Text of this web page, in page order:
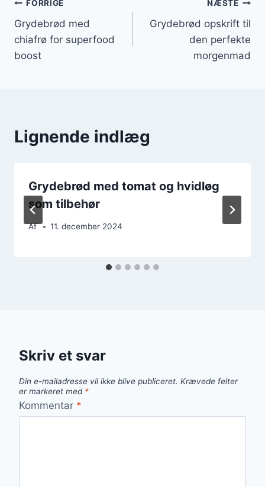
Indlægsnavigation
FORRIGE
Grydebrød med
chiafrø for superfood
boost
NÆSTE
Grydebrød opskrift til
den perfekte
morgenmad
Lignende indlæg
Grydebrød med tomat og hvidløg
som tilbehør
Af 11. december 2024
Skriv et svar
Din e-mailadresse vil ikke blive publiceret. Krævede felter
er markeret med *
Kommentar *